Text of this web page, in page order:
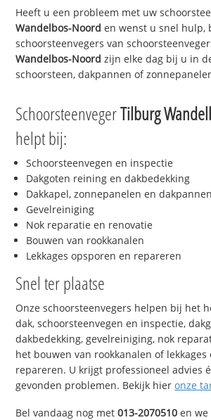
Heeft u een probleem met uw
Wandelbos-Noord en wenst u snel hulp,
schoorsteenvegers van
Wandelbos-Noord zijn elke dag bij u in
schoorsteen, dakpannen of
SchoorsteenvegerTilburg
helpt bij:
Schoorsteenvegen en inspectie
Dakgoten reining en dakbedekking
Dakkapel, zonnepanelen en
Gevelreiniging
Nok reparatie en renovatie
Bouwen van rookkanalen
Lekkages opsporen en repareren
Snel ter plaatse
Onze schoorsteenvegers helpen bij het
dak, schoorsteenvegen en inspectie,
dakbedekking, gevelreiniging, nok
het bouwen van rookkanalen of lekkages
repareren. U krijgt professioneel advies
gevonden problemen. Bekijk hieronze
Bel vandaag nog met013-2070510 en